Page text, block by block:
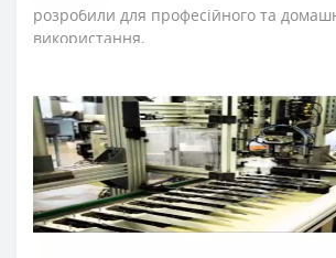
розробили для професійного та
використання.
здатність, підвищену твердість та
результаті лезо ножа м’яса довго не
ржавіє, тому виріб має довгий термін
забезпечуючи економічну
Лезо ножа філейного виготовили
для того, щоб легко було обійти кістки